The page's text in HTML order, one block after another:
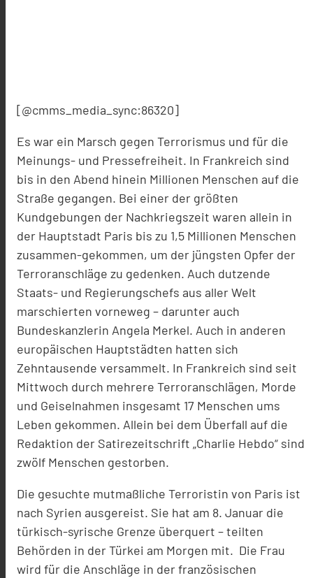
[@cmms_media_sync:86320]
Es war ein Marsch gegen Terrorismus und für die
Meinungs- und Pressefreiheit. In Frankreich sind
bis in den Abend hinein Millionen Menschen auf die
Straße gegangen. Bei einer der größten
Kundgebungen der Nachkriegszeit waren allein in
der Hauptstadt Paris bis zu 1,5 Millionen Menschen
zusammen-gekommen, um der jüngsten Opfer der
Terroranschläge zu gedenken. Auch dutzende
Staats- und Regierungschefs aus aller Welt
marschierten vorneweg – darunter auch
Bundeskanzlerin Angela Merkel. Auch in anderen
europäischen Hauptstädten hatten sich
Zehntausende versammelt. In Frankreich sind seit
Mittwoch durch mehrere Terroranschlägen, Morde
und Geiselnahmen insgesamt 17 Menschen ums
Leben gekommen. Allein bei dem Überfall auf die
Redaktion der Satirezeitschrift „Charlie Hebdo“ sind
zwölf Menschen gestorben.
Die gesuchte mutmaßliche Terroristin von Paris ist
nach Syrien ausgereist. Sie hat am 8. Januar die
türkisch-syrische Grenze überquert – teilten
Behörden in der Türkei am Morgen mit. Die Frau
wird für die Anschläge in der französischen